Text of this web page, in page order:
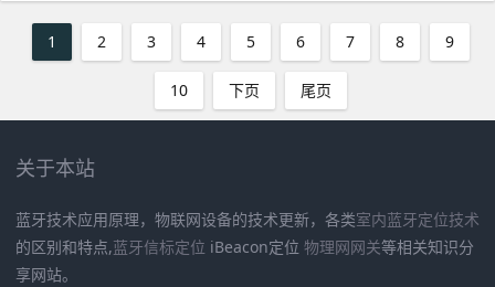
1 2 3 4 5 6 7 8 9
10 下页 尾页
关于本站
蓝牙技术应用原理，物联网设备的技术更新，各类室内蓝牙定位技术
的区别和特点,蓝牙信标定位 iBeacon定位 物理网网关等相关知识分
享网站。